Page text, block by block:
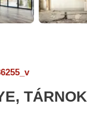
TÁRNOK